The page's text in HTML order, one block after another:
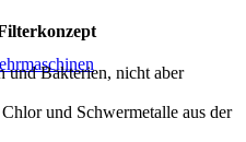
und Bakterien, nicht aber
und Schwermetalle aus der